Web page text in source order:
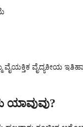
ವೈದ್ಯಕೀಯ
ಯಾವುವು?